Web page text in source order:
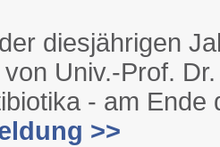
diesjährigen
Univ.-Prof.
- am Ende
>>